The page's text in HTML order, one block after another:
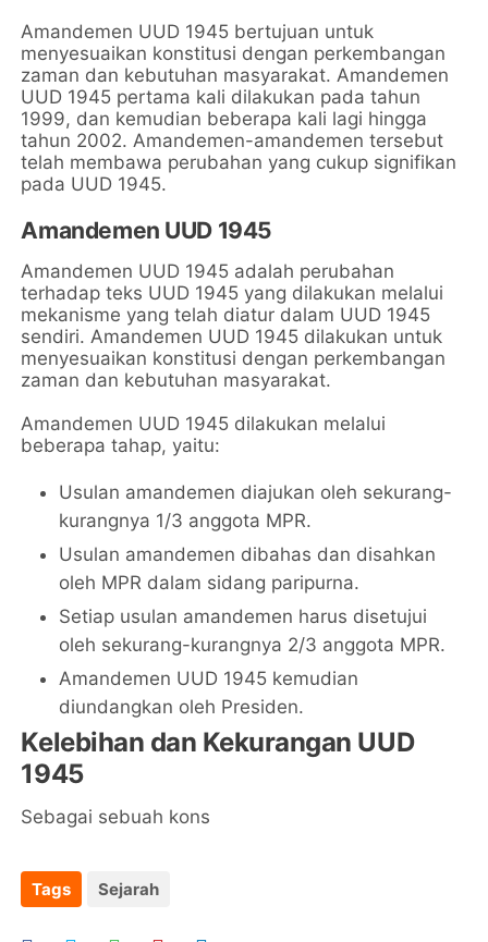
Amandemen UUD 1945 bertujuan untuk
menyesuaikan konstitusi dengan perkembangan
zaman dan kebutuhan masyarakat. Amandemen
UUD 1945 pertama kali dilakukan pada tahun
1999, dan kemudian beberapa kali lagi hingga
tahun 2002. Amandemen-amandemen tersebut
telah membawa perubahan yang cukup signifikan
pada UUD 1945.
Amandemen UUD 1945
Amandemen UUD 1945 adalah perubahan
terhadap teks UUD 1945 yang dilakukan melalui
mekanisme yang telah diatur dalam UUD 1945
sendiri. Amandemen UUD 1945 dilakukan untuk
menyesuaikan konstitusi dengan perkembangan
zaman dan kebutuhan masyarakat.
Amandemen UUD 1945 dilakukan melalui
beberapa tahap, yaitu:
Usulan amandemen diajukan oleh sekurang-
kurangnya 1/3 anggota MPR.
Usulan amandemen dibahas dan disahkan
oleh MPR dalam sidang paripurna.
Setiap usulan amandemen harus disetujui
oleh sekurang-kurangnya 2/3 anggota MPR.
Amandemen UUD 1945 kemudian
diundangkan oleh Presiden.
Kelebihan dan Kekurangan UUD
1945
Sebagai sebuah kons
Tags Sejarah